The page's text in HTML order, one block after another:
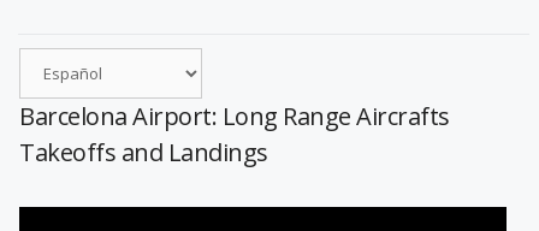
Barcelona Airport: Long Range Aircrafts
Takeoffs and Landings